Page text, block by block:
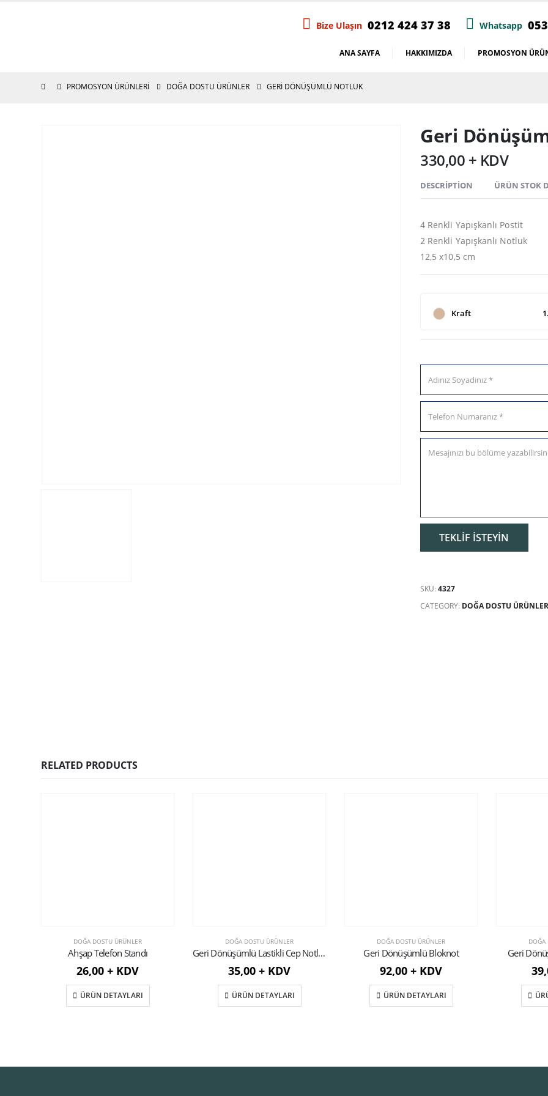
Bize Ulaşın 0212 424 37 38 Whatsapp
ANA SAYFA HAKKIMIZDA PROMOSYON
PROMOSYON ÜRÜNLERI DOĞA DOSTU ÜRÜNLER GERI DÖNÜŞÜMLÜ NOTLUK
Geri
330,00 + KDV
DESCRIPTION ÜRÜN STOK
4 Renkli Yapışkanlı Postit
2 Renkli Yapışkanlı Notluk
12,5 x10,5 cm
Kraft
SKU:4327
CATEGORY: DOĞA DOSTU ÜRÜNLER
RELATED PRODUCTS
DOĞA DOSTU ÜRÜNLER
Ahşap Telefon Standı
26,00 + KDV
ÜRÜN DETAYLARI
DOĞA DOSTU ÜRÜNLER
Geri Dönüşümlü Lastikli Cep Notluğu
35,00 + KDV
ÜRÜN DETAYLARI
DOĞA DOSTU ÜRÜNLER
Geri Dönüşümlü Bloknot
92,00 + KDV
ÜRÜN DETAYLARI
DOĞA
Geri